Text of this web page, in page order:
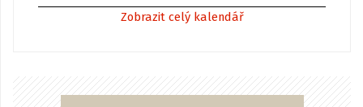
Zobrazit celý kalendář